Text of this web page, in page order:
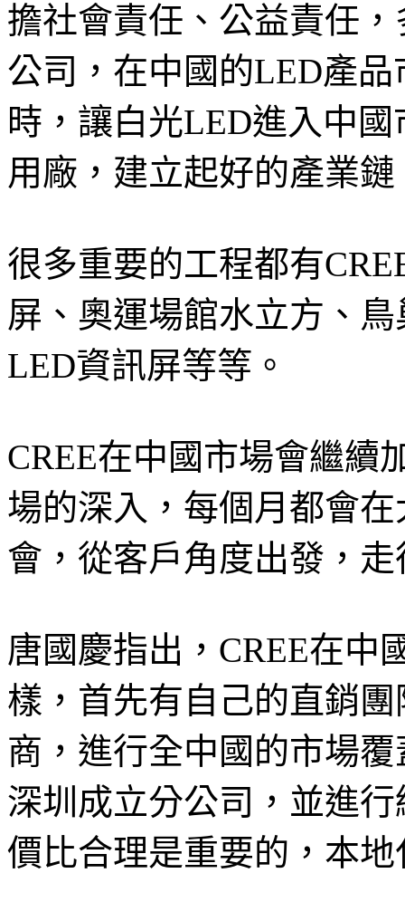
擔社會責任、公益責任
公司，在中國的LED產
時，讓白光LED進入中
用廠，建立起好的產業鏈
很多重要的工程都有
屏、奧運場館水立方、
LED資訊屏等等。
CREE在中國市場會繼續
場的深入，每個月都會
會，從客戶角度出發，
唐國慶指出，CREE在中
樣，首先有自己的直銷
商，進行全中國的市場
深圳成立分公司，並進
價比合理是重要的，本